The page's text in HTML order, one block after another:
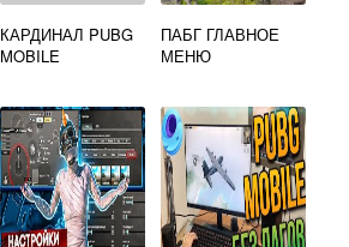
КАРДИНАЛ PUBG
MOBILE
ПАБГ ГЛАВНОЕ
МЕНЮ